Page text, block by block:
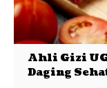
Ahli Gizi
Daging